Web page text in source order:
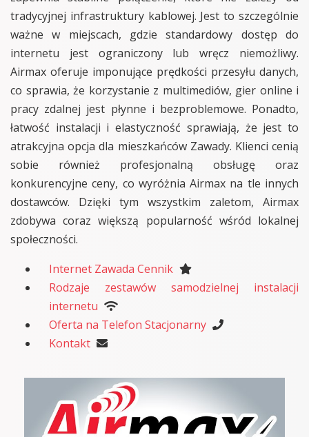
tradycyjnej infrastruktury kablowej. Jest to szczególnie
ważne w miejscach, gdzie standardowy dostęp do
internetu jest ograniczony lub wręcz niemożliwy.
Airmax oferuje imponujące prędkości przesyłu danych,
co sprawia, że korzystanie z multimediów, gier online i
pracy zdalnej jest płynne i bezproblemowe. Ponadto,
łatwość instalacji i elastyczność sprawiają, że jest to
atrakcyjna opcja dla mieszkańców Zawady. Klienci cenią
sobie również profesjonalną obsługę oraz
konkurencyjne ceny, co wyróżnia Airmax na tle innych
dostawców. Dzięki tym wszystkim zaletom, Airmax
zdobywa coraz większą popularność wśród lokalnej
społeczności.
Internet Zawada Cennik
Rodzaje zestawów samodzielnej instalacji
internetu
Oferta na Telefon Stacjonarny
Kontakt